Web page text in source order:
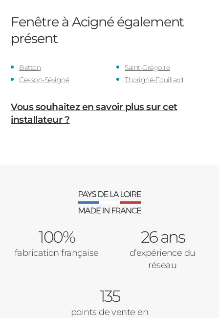
Fenêtre à Acigné également
présent
Betton
Cesson-Sévigné
Saint-Grégoire
Thorigné-Fouillard
Vous souhaitez en savoir plus sur cet
installateur ?
100%
fabrication française
26 ans
d’expérience du
réseau
135
points de vente en